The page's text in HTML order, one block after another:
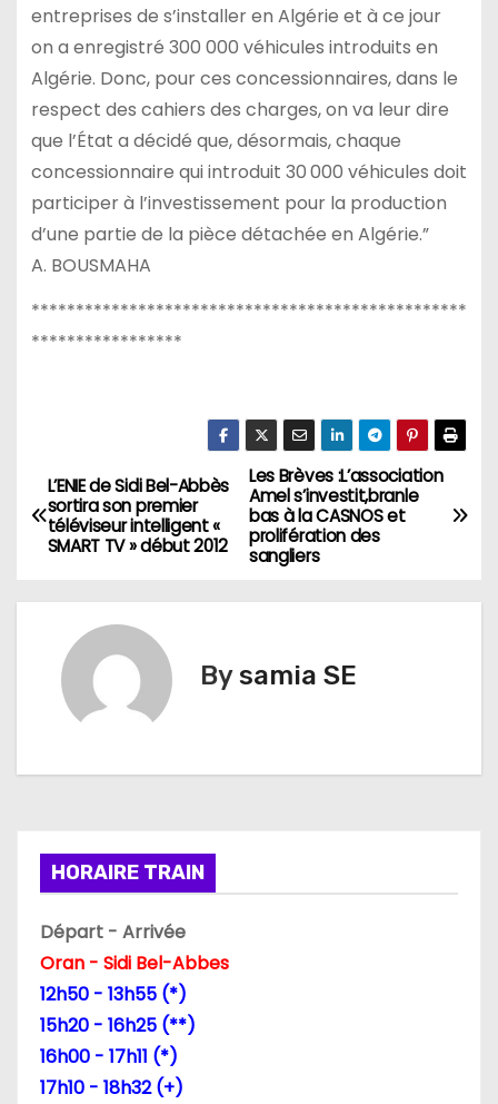
entreprises de s’installer en Algérie et à ce jour
on a enregistré 300 000 véhicules introduits en
Algérie. Donc, pour ces concessionnaires, dans le
respect des cahiers des charges, on va leur dire
que l’État a décidé que, désormais, chaque
concessionnaire qui introduit 30 000 véhicules doit
participer à l’investissement pour la production
d’une partie de la pièce détachée en Algérie.”
A. BOUSMAHA
*************************************************
*****************
N
a
t
o
n
d
e
Les Brèves :L’association
Amel s’investit,branle
bas à la CASNOS et
prolifération des
sangliers
L’ENIE de Sidi Bel-Abbès
sortira son premier
téléviseur intelligent «
SMART TV » début 2012
Bysamia SE
HORAIRE TRAIN
Départ - Arrivée
Oran - Sidi Bel-Abbes
12h50 - 13h55 (*)
15h20 - 16h25 (**)
16h00 - 17h11 (*)
17h10 - 18h32 (+)